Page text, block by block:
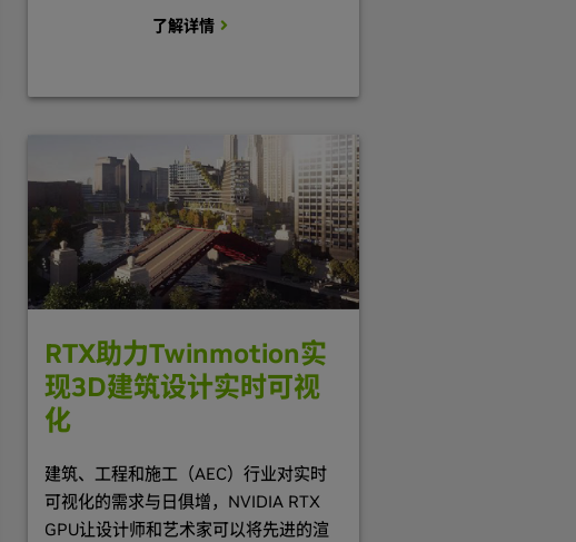
了解详情
RTX助力Twinmotion实
现3D建筑设计实时可视
化
建筑、工程和施工（AEC）行业对实时
可视化的需求与日俱增，NVIDIA RTX
GPU让设计师和艺术家可以将先进的渲